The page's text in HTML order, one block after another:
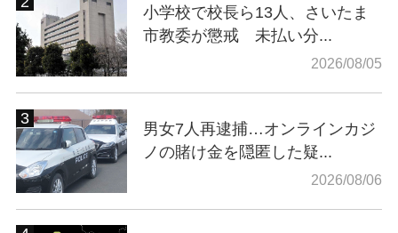
小学校で校長ら13人、さいたま
市教委が懲戒 未払い分...
2026/08/05
男女7人再逮捕…オンラインカジ
ノの賭け金を隠匿した疑...
2026/08/06